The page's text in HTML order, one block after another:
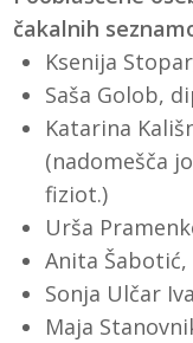
čakalnih
Ksenija
Saša Golob,
Katarina
(nadomešča
fiziot.)
Urša
Anita
Sonja Ulčar
Maja